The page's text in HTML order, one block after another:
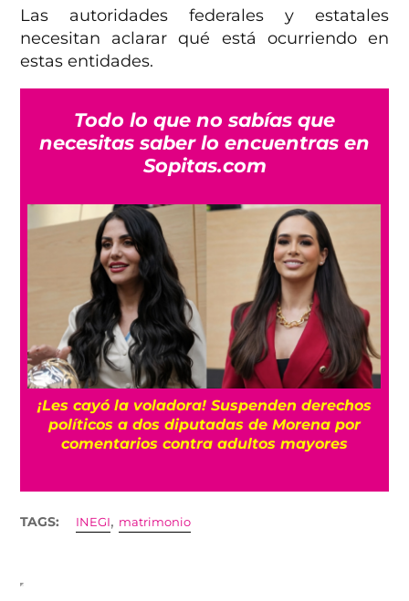
Las autoridades federales y estatales
necesitan aclarar qué está ocurriendo en
estas entidades.
Todo lo que no sabías que
necesitas saber lo encuentras en
Sopitas.com
¡Les cayó la voladora! Suspenden derechos
políticos a dos diputadas de Morena por
comentarios contra adultos mayores
TAGS: INEGI, matrimonio